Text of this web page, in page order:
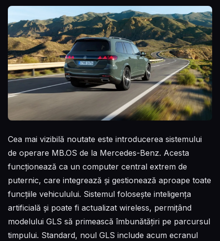
Cea mai vizibilă noutate este introducerea sistemului
de operare MB.OS de la Mercedes-Benz. Acesta
funcționează ca un computer central extrem de
puternic, care integrează și gestionează aproape toate
funcțiile vehiculului. Sistemul folosește inteligența
artificială și poate fi actualizat wireless, permițând
modelului GLS să primească îmbunătățiri pe parcursul
timpului. Standard, noul GLS include acum ecranul